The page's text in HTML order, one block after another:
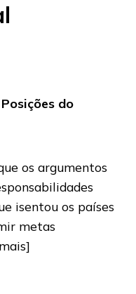
do
os argumentos
isentou os países
metas